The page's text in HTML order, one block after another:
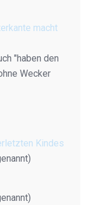
macht
"haben den
Wecker
Kindes